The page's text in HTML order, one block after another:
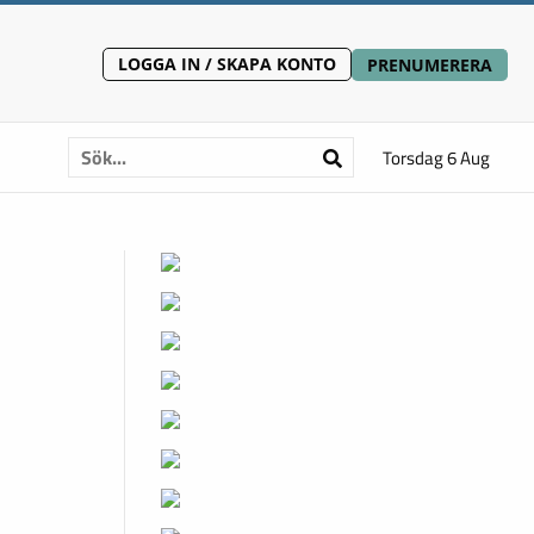
LOGGA IN / SKAPA KONTO PRENUMERERA
Torsdag 6 Aug